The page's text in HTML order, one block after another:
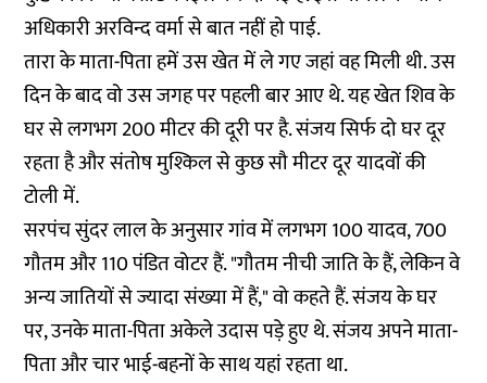
अधिकारी अरविन्द वर्मा से बात नहीं हो पाई.
तारा के माता-पिता हमें उस खेत में ले गए जहां वह मिली थी. उस
दिन के बाद वो उस जगह पर पहली बार आए थे. यह खेत शिव के
घर से लगभग 200 मीटर की दूरी पर है. संजय सिर्फ दो घर दूर
रहता है और संतोष मुश्किल से कुछ सौ मीटर दूर यादवों की
टोली में.
सरपंच सुंदर लाल के अनुसार गांव में लगभग 100 यादव, 700
गौतम और 110 पंडित वोटर हैं. "गौतम नीची जाति के हैं, लेकिन वे
अन्य जातियों से ज्यादा संख्या में हैं," वो कहते हैं. संजय के घर
पर, उनके माता-पिता अकेले उदास पड़े हुए थे. संजय अपने माता-
पिता और चार भाई-बहनों के साथ यहां रहता था.